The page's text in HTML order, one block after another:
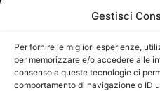
Gestisci
Per fornire le migliori esperienze,
per memorizzare e/o accedere alle
consenso a queste tecnologie ci
comportamento di navigazione o ID
29/09/
Direttore